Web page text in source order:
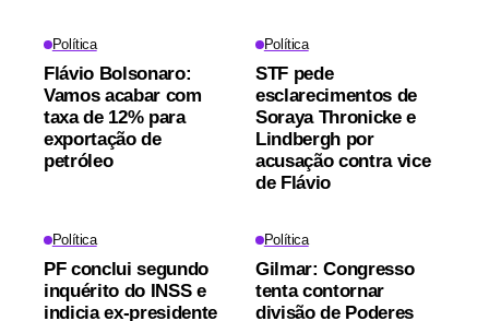
Política
Flávio Bolsonaro:
Vamos acabar com
taxa de 12% para
exportação de
petróleo
Política
STF pede
esclarecimentos de
Soraya Thronicke e
Lindbergh por
acusação contra vice
de Flávio
Política
PF conclui segundo
inquérito do INSS e
indicia ex-presidente
Política
Gilmar: Congresso
tenta contornar
divisão de Poderes